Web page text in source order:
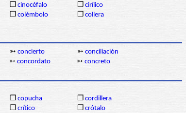
❒ cinocéfalo ❒ cirílico
❒ colémbolo ❒ collera
➳ concierto ➳ conciliación
➳ concordato ➳ concreto
❒ copucha ❒ cordillera
❒ crítico ❒ crótalo